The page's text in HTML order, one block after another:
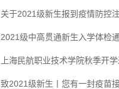
关于2021级新生报到疫情防控
2021级中高贯通新生入学体检
上海民航职业技术学院秋季开
致2021级新生丨您有一封疫苗